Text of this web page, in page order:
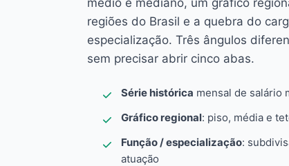
regiões do Brasil e a quebra do
especialização. Três ângulos
sem precisar abrir cinco abas.
Série histórica mensal de salário
Gráfico regional: piso, média e
Função / especialização:
atuação